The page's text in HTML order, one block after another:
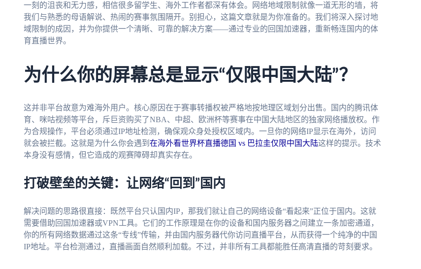
一刻的沮丧和无力感，相信很多留学生、海外工作者都深有体会。网络地域限制就像一道无形的墙，将
我们与熟悉的母语解说、热闹的赛事氛围隔开。别担心，这篇文章就是为你准备的。我们将深入探讨地
域限制的成因，并为你提供一个清晰、可靠的解决方案——通过专业的回国加速器，重新畅连国内的体
育直播世界。
为什么你的屏幕总是显示“仅限中国大陆”？
这并非平台故意为难海外用户。核心原因在于赛事转播权被严格地按地理区域划分出售。国内的腾讯体
育、咪咕视频等平台，斥巨资购买了NBA、中超、欧洲杯等赛事在中国大陆地区的独家网络播放权。作
为合规操作，平台必须通过IP地址检测，确保观众身处授权区域内。一旦你的网络IP显示在海外，访问
就会被拦截。这就是为什么你会遇到 在海外看世界杯直播德国 vs 巴拉圭仅限中国大陆这样的提示。技术
本身没有感情，但它造成的观赛障碍却真实存在。
打破壁垒的关键：让网络“回到”国内
解决问题的思路很直接：既然平台只认国内IP，那我们就让自己的网络设备“看起来”正位于国内。这就
需要借助回国加速器或VPN工具。它们的工作原理是在你的设备和国内服务器之间建立一条加密通道，
你的所有网络数据通过这条“专线”传输，并由国内服务器代你访问直播平台，从而获得一个纯净的中国
IP地址。平台检测通过，直播画面自然顺利加载。不过，并非所有工具都能胜任高清直播的苛刻要求。